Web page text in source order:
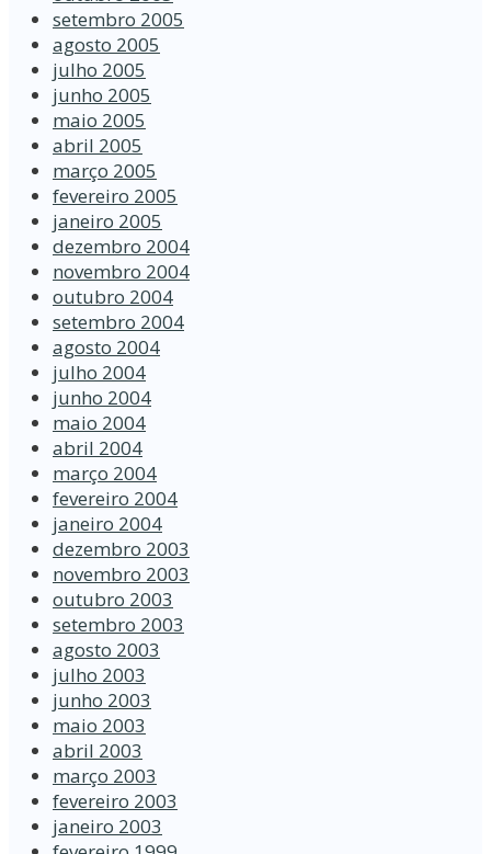
setembro 2005
agosto 2005
julho 2005
junho 2005
maio 2005
abril 2005
março 2005
fevereiro 2005
janeiro 2005
dezembro 2004
novembro 2004
outubro 2004
setembro 2004
agosto 2004
julho 2004
junho 2004
maio 2004
abril 2004
março 2004
fevereiro 2004
janeiro 2004
dezembro 2003
novembro 2003
outubro 2003
setembro 2003
agosto 2003
julho 2003
junho 2003
maio 2003
abril 2003
março 2003
fevereiro 2003
janeiro 2003